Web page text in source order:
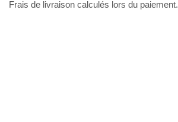
Frais de livraison calculés lors du paiement.